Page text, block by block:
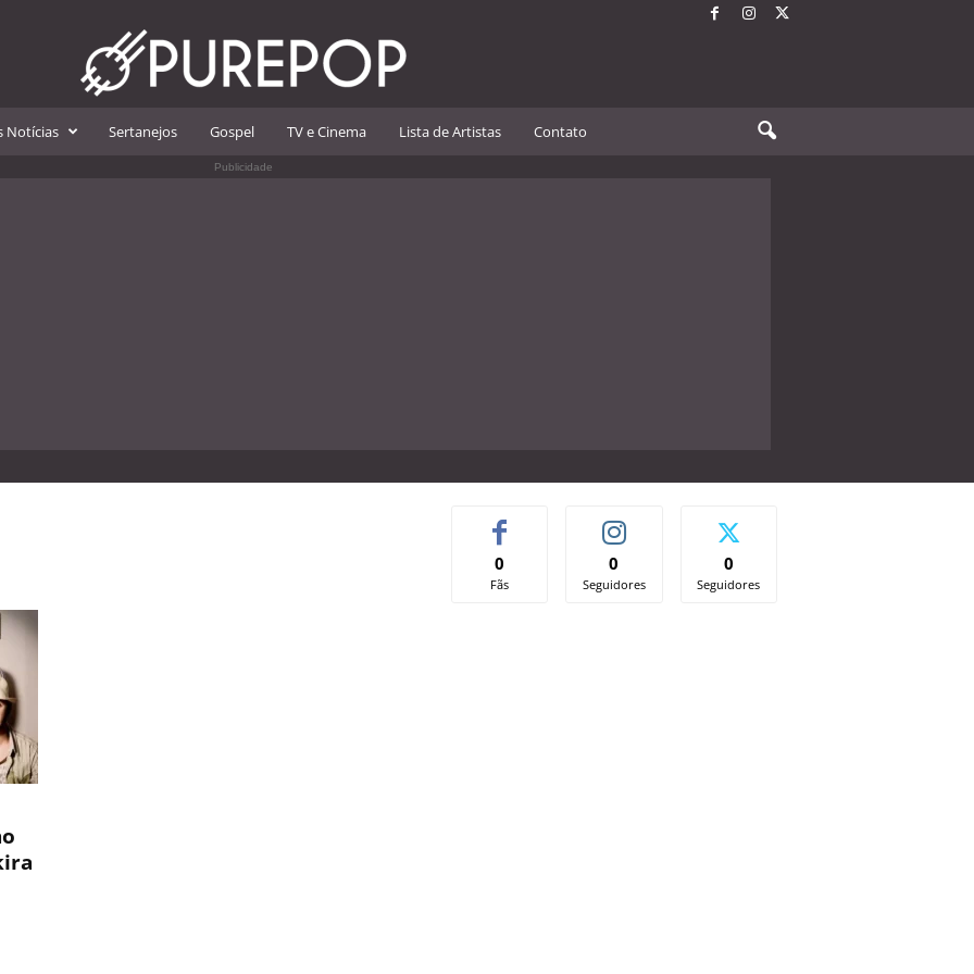
Notícias Sertanejos Gospel TV e Cinema Lista de Artistas Contato
Publicidade
0
Fãs
0
Seguidores
0
Seguidores